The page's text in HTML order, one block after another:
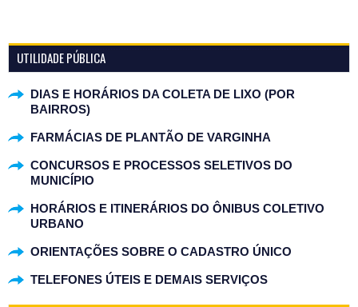
UTILIDADE PÚBLICA
DIAS E HORÁRIOS DA COLETA DE LIXO (POR
BAIRROS)
FARMÁCIAS DE PLANTÃO DE VARGINHA
CONCURSOS E PROCESSOS SELETIVOS DO
MUNICÍPIO
HORÁRIOS E ITINERÁRIOS DO ÔNIBUS COLETIVO
URBANO
ORIENTAÇÕES SOBRE O CADASTRO ÚNICO
TELEFONES ÚTEIS E DEMAIS SERVIÇOS